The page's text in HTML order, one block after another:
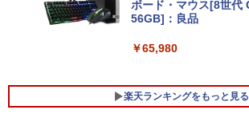
dows11 Pro 店長オス
型 無線LAN office付き
￥29,800
ボード・マウス[8世代
56GB]：良品
￥65,980
楽天ランキングをもっと見る